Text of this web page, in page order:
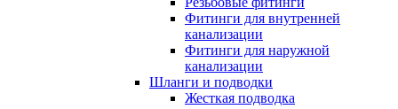
Фитинги для внутренней
канализации
Фитинги для наружной
канализации
Шланги и подводки
Жесткая подводка